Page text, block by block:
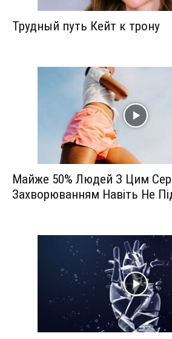
Трудный путь Кейт к трону
Майже 50% Людей З Цим
Захворюванням Навіть Не